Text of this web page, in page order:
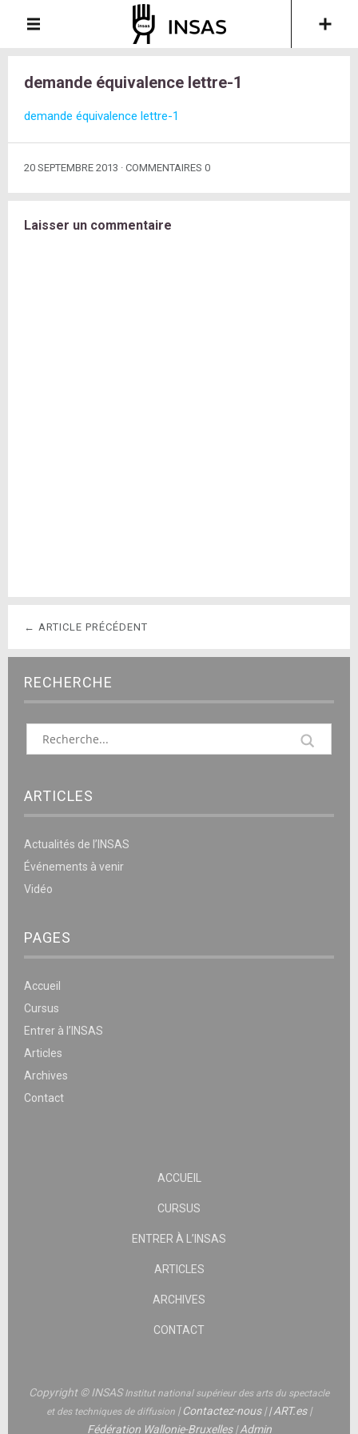
demande équivalence lettre-1
demande équivalence lettre-1
20 SEPTEMBRE 2013 COMMENTAIRES 0
Laisser un commentaire
← ARTICLE PRÉCÉDENT
RECHERCHE
ARTICLES
Actualités de l’INSAS
Événements à venir
Vidéo
PAGES
Accueil
Cursus
Entrer à l’INSAS
Articles
Archives
Contact
ACCUEIL
CURSUS
ENTRER À L’INSAS
ARTICLES
ARCHIVES
CONTACT
Copyright © INSASInstitut national supérieur des arts du spectacle
et des techniques de diffusion |Contactez-nous||ART.es|
Fédération Wallonie-Bruxelles|Admin